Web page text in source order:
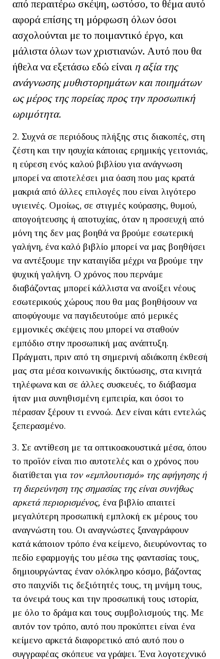
από περαιτέρω σκέψη, ωστόσο, το θέμα αυτό
αφορά επίσης τη μόρφωση όλων όσοι
ασχολούνται με το ποιμαντικό έργο, και
μάλιστα όλων των χριστιανών. Αυτό που θα
ήθελα να εξετάσω εδώ είναι η αξία της
ανάγνωσης μυθιστορημάτων και ποιημάτων
ως μέρος της πορείας προς την προσωπική
ωριμότητα.
2. Συχνά σε περιόδους πλήξης στις διακοπές, στη
ζέστη και την ησυχία κάποιας ερημικής γειτονιάς,
η εύρεση ενός καλού βιβλίου για ανάγνωση
μπορεί να αποτελέσει μια όαση που μας κρατά
μακριά από άλλες επιλογές που είναι λιγότερο
υγιεινές. Ομοίως, σε στιγμές κούρασης, θυμού,
απογοήτευσης ή αποτυχίας, όταν η προσευχή από
μόνη της δεν μας βοηθά να βρούμε εσωτερική
γαλήνη, ένα καλό βιβλίο μπορεί να μας βοηθήσει
να αντέξουμε την καταιγίδα μέχρι να βρούμε την
ψυχική γαλήνη. Ο χρόνος που περνάμε
διαβάζοντας μπορεί κάλλιστα να ανοίξει νέους
εσωτερικούς χώρους που θα μας βοηθήσουν να
αποφύγουμε να παγιδευτούμε από μερικές
εμμονικές σκέψεις που μπορεί να σταθούν
εμπόδιο στην προσωπική μας ανάπτυξη.
Πράγματι, πριν από τη σημερινή αδιάκοπη έκθεσή
μας στα μέσα κοινωνικής δικτύωσης, στα κινητά
τηλέφωνα και σε άλλες συσκευές, το διάβασμα
ήταν μια συνηθισμένη εμπειρία, και όσοι το
πέρασαν ξέρουν τι εννοώ. Δεν είναι κάτι εντελώς
ξεπερασμένο.
3. Σε αντίθεση με τα οπτικοακουστικά μέσα, όπου
το προϊόν είναι πιο αυτοτελές και ο χρόνος που
διατίθεται για τον «εμπλουτισμό» της αφήγησης ή
τη διερεύνηση της σημασίας της είναι συνήθως
αρκετά περιορισμένος, ένα βιβλίο απαιτεί
μεγαλύτερη προσωπική εμπλοκή εκ μέρους του
αναγνώστη του. Οι αναγνώστες ξαναγράφουν
κατά κάποιον τρόπο ένα κείμενο, διευρύνοντας το
πεδίο εφαρμογής του μέσω της φαντασίας τους,
δημιουργώντας έναν ολόκληρο κόσμο, βάζοντας
στο παιχνίδι τις δεξιότητές τους, τη μνήμη τους,
τα όνειρά τους και την προσωπική τους ιστορία,
με όλο το δράμα και τους συμβολισμούς της. Με
αυτόν τον τρόπο, αυτό που προκύπτει είναι ένα
κείμενο αρκετά διαφορετικό από αυτό που ο
συγγραφέας σκόπευε να γράψει. Ένα λογοτεχνικό